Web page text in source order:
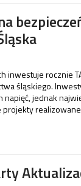
inwestuje rocznie
śląskiego.
napięć, jednak